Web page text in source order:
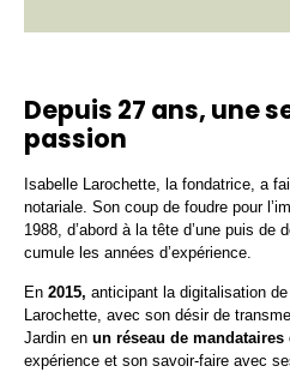
Depuis 27 ans, une
passion
Isabelle Larochette, la fondatrice, a
notariale. Son coup de foudre pour
1988, d’abord à la tête d’une puis
cumule les années d’expérience.
En 2015, anticipant la digitalisation
Larochette, avec son désir de
Jardin en un réseau de mandataires
expérience et son savoir-faire avec